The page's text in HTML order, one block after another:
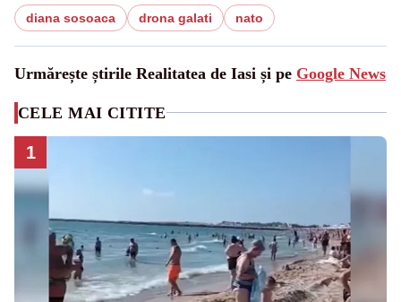
diana sosoaca drona galati nato
Urmărește știrile Realitatea de Iasi și pe Google News
CELE MAI CITITE
1